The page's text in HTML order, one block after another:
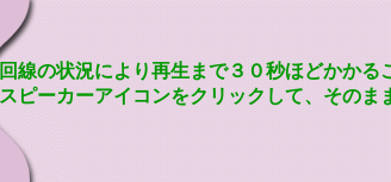
回線の状況により再生まで３０秒ほどかかる
スピーカーアイコンをクリックして、そのま